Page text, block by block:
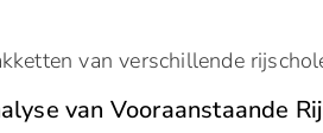
van verschillende
van Vooraanstaande